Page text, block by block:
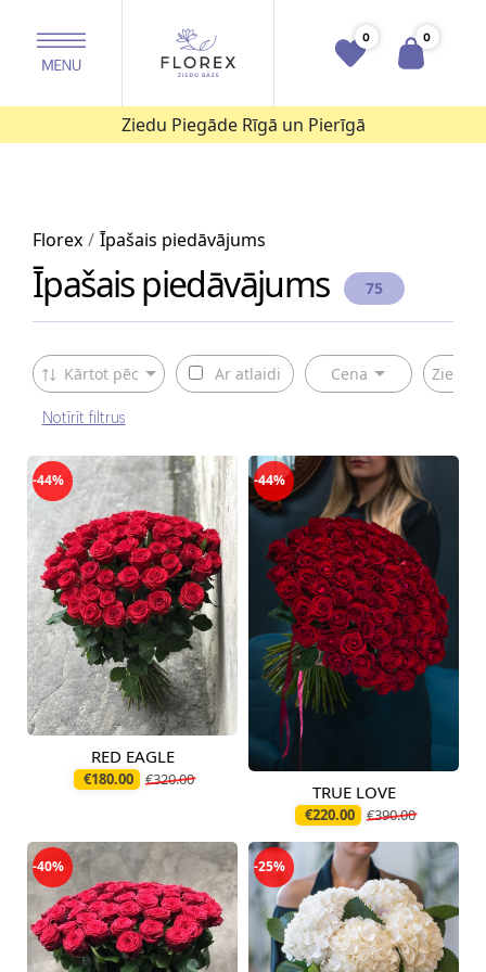
0 0
Ziedu Piegāde Rīgā un Pierīgā
Florex Īpašais piedāvājums
Īpašais piedāvājums 75
Kārtot pēc Ar atlaidi Cena Ziedu
Notīrīt filtrus
-44%
Pieejams šodien
RED EAGLE
€180.00 €320.00
-44%
Pieejams šodien
TRUE LOVE
€220.00 €390.00
-40% -25%